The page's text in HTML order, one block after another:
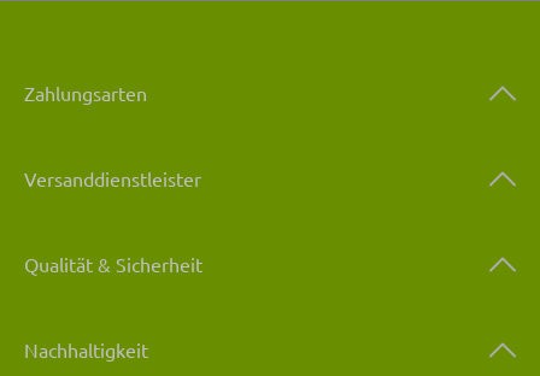
Zahlungsarten
Versanddienstleister
Qualität & Sicherheit
Nachhaltigkeit